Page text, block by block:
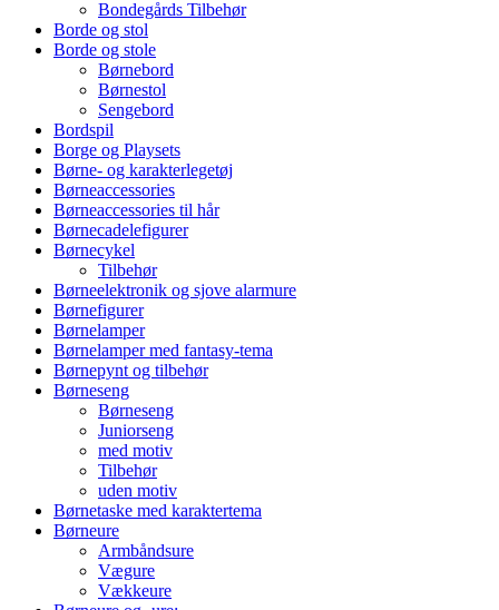
Bondegårds Tilbehør
Borde og stol
Borde og stole
Børnebord
Børnestol
Sengebord
Bordspil
Borge og Playsets
Børne- og karakterlegetøj
Børneaccessories
Børneaccessories til hår
Børnecadelefigurer
Børnecykel
Tilbehør
Børneelektronik og sjove alarmure
Børnefigurer
Børnelamper
Børnelamper med fantasy-tema
Børnepynt og tilbehør
Børneseng
Børneseng
Juniorseng
med motiv
Tilbehør
uden motiv
Børnetaske med karaktertema
Børneure
Armbåndsure
Vægure
Vækkeure